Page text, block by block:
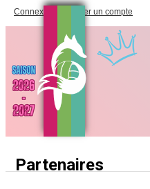
Connexion Créer un compte
Partenaires